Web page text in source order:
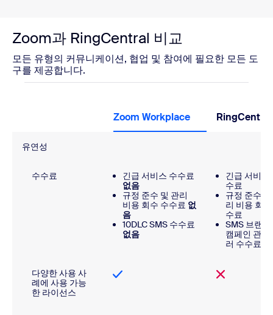
Zoom과 RingCentral 비교
모든 유형의 커뮤니케이션, 협업 및 참여에 필요한 모든 도
구를 제공합니다.
Zoom Workplace RingCentral
유연성
수수료
긴급 서비스 수수료
없음
규정 준수 및 관리
비용 회수 수수료 없
음
10DLC SMS 수수료
없음
긴급 서비스
수료
규정 준수
리 비용 회
수료
SMS 브랜드
캠페인 관련
러 수수료
다양한 사용 사
례에 사용 가능
한 라이선스